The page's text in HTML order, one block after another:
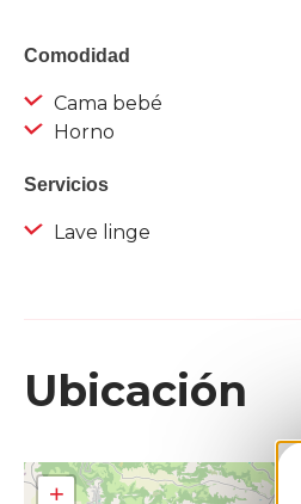
Comodidad
Cama bebé
Horno
Servicios
Lave linge
Ubicación
+